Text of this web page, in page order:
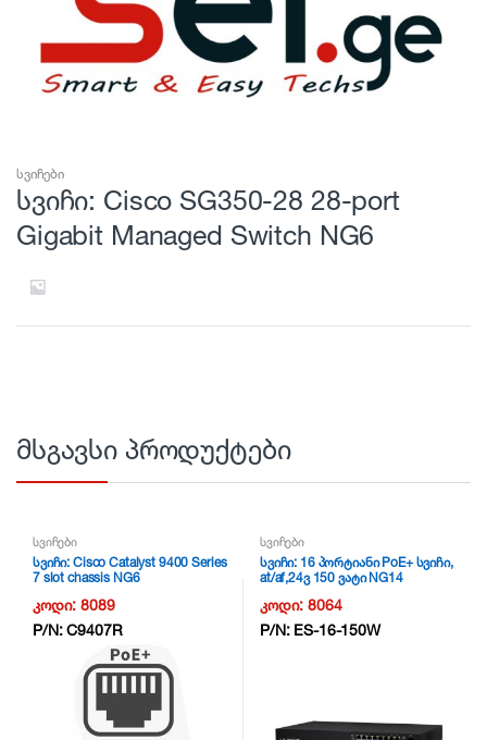
სვიჩები
სვიჩი: Cisco SG350-28 28-port
Gigabit Managed Switch NG6
მსგავსი პროდუქტები
სვიჩები
სვიჩი: Cisco Catalyst 9400 Series
7 slot chassis NG6
კოდი:8089
P/N:C9407R
სვიჩები
სვიჩი: 16 პორტიანი PoE+ სვიჩი,
at/af,24ვ 150 ვატი NG14
კოდი:8064
P/N: ES-16-150W